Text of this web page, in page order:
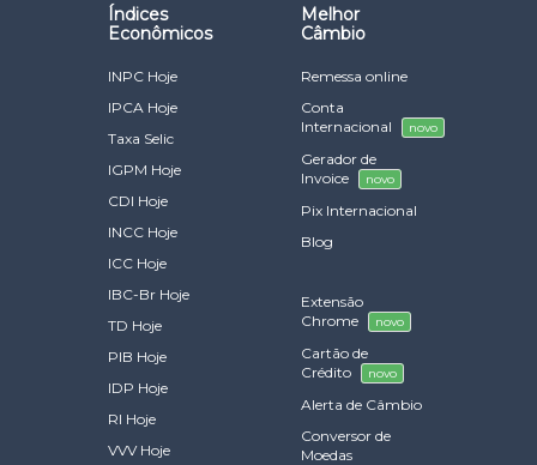
Índices
Econômicos
INPC Hoje
IPCA Hoje
Taxa Selic
IGPM Hoje
CDI Hoje
INCC Hoje
ICC Hoje
IBC-Br Hoje
TD Hoje
PIB Hoje
IDP Hoje
RI Hoje
VVV Hoje
Melhor
Câmbio
Remessa online
Conta
Internacional
novo
Gerador de
Invoice
novo
Pix Internacional
Blog
Extensão
Chrome
novo
Cartão de
Crédito
novo
Alerta de Câmbio
Conversor de
Moedas